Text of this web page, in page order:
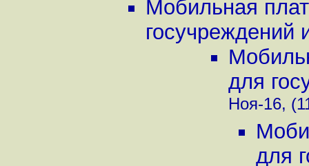
Мобильная
госучреждений
для
Ноя-16,
для